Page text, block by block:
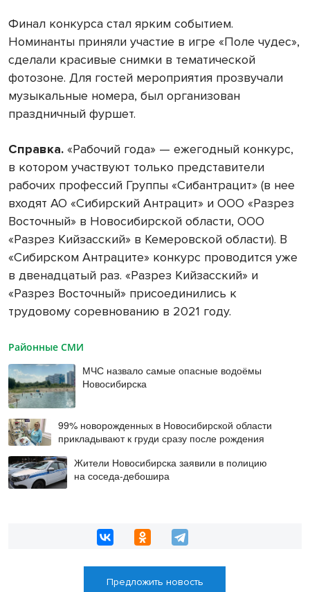
Финал конкурса стал ярким событием.
Номинанты приняли участие в игре «Поле чудес»,
сделали красивые снимки в тематической
фотозоне. Для гостей мероприятия прозвучали
музыкальные номера, был организован
праздничный фуршет.
Справка. «Рабочий года» — ежегодный конкурс,
в котором участвуют только представители
рабочих профессий Группы «Сибантрацит» (в нее
входят АО «Сибирский Антрацит» и ООО «Разрез
Восточный» в Новосибирской области, ООО
«Разрез Кийзасский» в Кемеровской области). В
«Сибирском Антраците» конкурс проводится уже
в двенадцатый раз. «Разрез Кийзасский» и
«Разрез Восточный» присоединились к
трудовому соревнованию в 2021 году.
Районные СМИ
МЧС назвало самые опасные водоёмы
Новосибирска
99% новорожденных в Новосибирской области
прикладывают к груди сразу после рождения
Жители Новосибирска заявили в полицию
на соседа-дебошира
Предложить новость